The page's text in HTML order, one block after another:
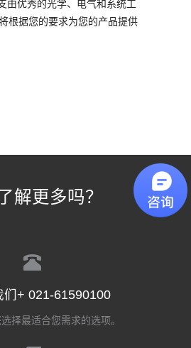
由优秀的光学、电气和系统工
根据您的要求为您的产品提供
解更多吗？
们+ 021-61590100
择最适合您需求的选项。